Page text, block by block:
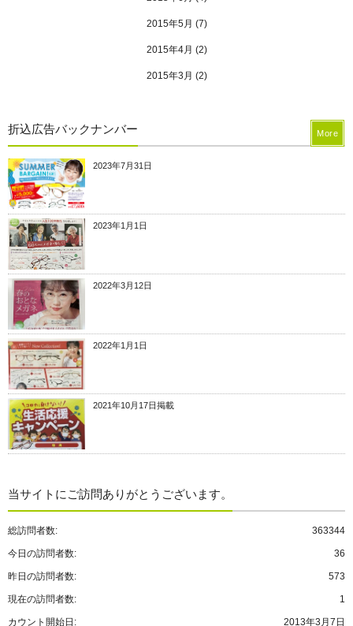
2015年5月 (7)
2015年4月 (2)
2015年3月 (2)
折込広告バックナンバー
2023年7月31日
2023年1月1日
2022年3月12日
2022年1月1日
2021年10月17日掲載
More
当サイトにご訪問ありがとうございます。
363344
総訪問者数:
36
今日の訪問者数:
573
昨日の訪問者数:
1
現在の訪問者数:
2013年3月7日
カウント開始日: